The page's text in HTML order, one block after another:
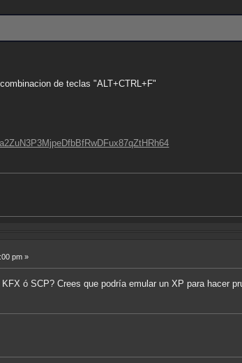
de teclas "ALT+CTRL+F"
pm »
ó SCP? Crees que podría emular un XP para hacer